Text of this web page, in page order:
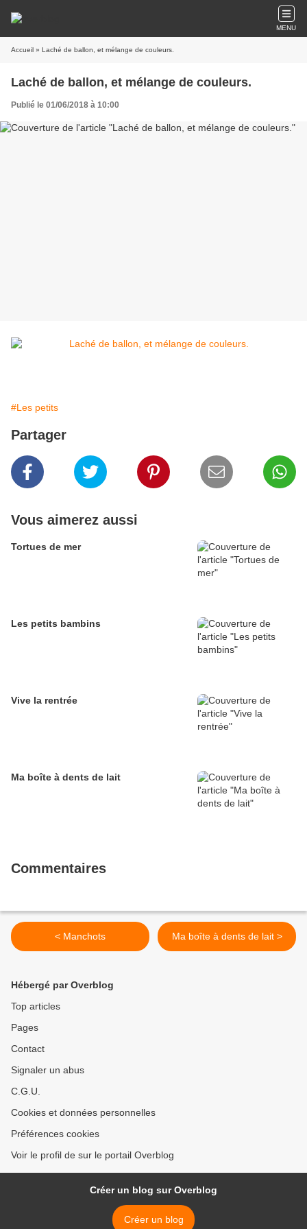
MENU
Accueil » Laché de ballon, et mélange de couleurs.
Laché de ballon, et mélange de couleurs.
Publié le 01/06/2018 à 10:00
#Les petits
Partager
Vous aimerez aussi
Tortues de mer
Les petits bambins
Vive la rentrée
Ma boîte à dents de lait
Commentaires
< Manchots Ma boîte à dents de lait >
Hébergé par Overblog
Top articles
Pages
Contact
Signaler un abus
C.G.U.
Cookies et données personnelles
Préférences cookies
Voir le profil de sur le portail Overblog
Créer un blog sur Overblog
Créer un blog